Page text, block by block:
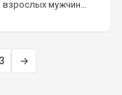
мужчин
ČZ. Их вожделели, о
→